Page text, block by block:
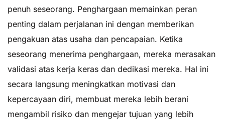
penuh seseorang. Penghargaan memainkan peran
penting dalam perjalanan ini dengan memberikan
pengakuan atas usaha dan pencapaian. Ketika
seseorang menerima penghargaan, mereka merasakan
validasi atas kerja keras dan dedikasi mereka. Hal ini
secara langsung meningkatkan motivasi dan
kepercayaan diri, membuat mereka lebih berani
mengambil risiko dan mengejar tujuan yang lebih